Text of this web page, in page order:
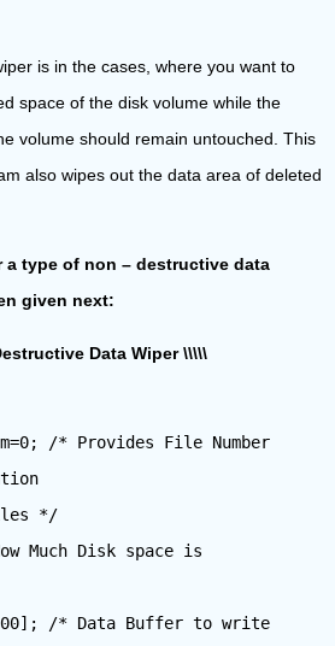
is in the cases, where you want to
space of the disk volume while the
volume should remain untouched. This
also wipes out the data area of deleted
a type of non – destructive data
given next:
Data Wiper \\\\\
/* Provides File Number
*/
Much Disk space is
/* Data Buffer to write